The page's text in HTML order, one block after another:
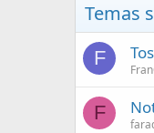
Temas
F
F